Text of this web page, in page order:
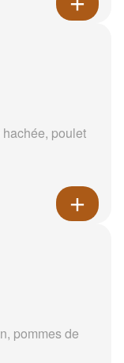
poulet
pommes de